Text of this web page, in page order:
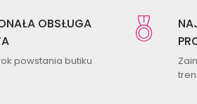
OBSŁUGA
powstania butiku